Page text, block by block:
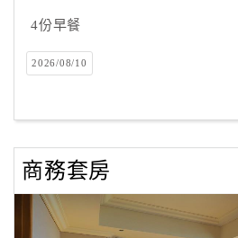
4份早餐
2026/08/10
商務套房